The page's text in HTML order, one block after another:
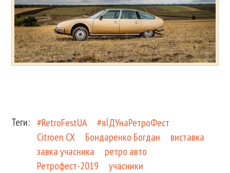
Теги: #RetroFestUA
#яЇДУнаРетроФест
Citroen CX
Бондаренко Богдан
виставка
завка учасника
ретро авто
Ретрофест-2019
учасники